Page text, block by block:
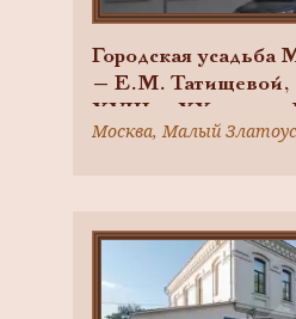
Городская
— Е.М. Татищевой,
XVIII — XX в.,
Казаков, К.М.